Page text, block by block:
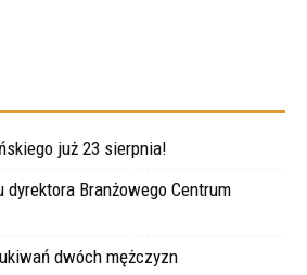
już 23 sierpnia!
Branżowego Centrum
dwóch mężczyzn